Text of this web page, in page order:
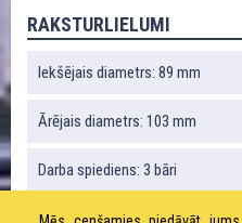
RAKSTURLIELUMI
Iekšējais diametrs: 89 mm
Ārējais diametrs: 103 mm
Darba spiediens: 3 bāri
Robežspiediens: 18 bāri